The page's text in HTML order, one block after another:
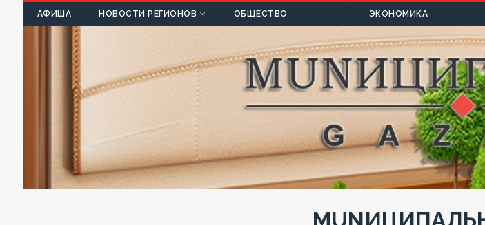
АФИША НОВОСТИ РЕГИОНОВ ОБЩЕСТВО ЭКОНОМИКА